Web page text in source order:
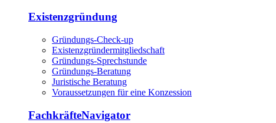
Existenzgründung
Gründungs-Check-up
Existenzgründermitgliedschaft
Gründungs-Sprechstunde
Gründungs-Beratung
Juristische Beratung
Voraussetzungen für eine Konzession
FachkräfteNavigator